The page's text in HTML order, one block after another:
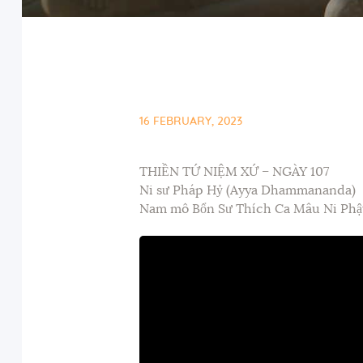
16 FEBRUARY, 2023
THIỀN TỨ NIỆM XỨ – NGÀY 107
Ni sư Pháp Hỷ (Ayya Dhammananda)
Nam mô Bổn Sư Thích Ca Mâu Ni